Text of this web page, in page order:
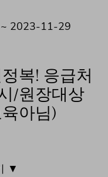
2023-11-29
복! 응급처
/원장대상
아님)
▼